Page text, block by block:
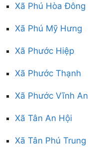
Xã Phú Hòa Đông
Xã Phú Mỹ Hưng
Xã Phước Hiệp
Xã Phước Thạnh
Xã Phước Vĩnh An
Xã Tân An Hội
Xã Tân Phú Trung